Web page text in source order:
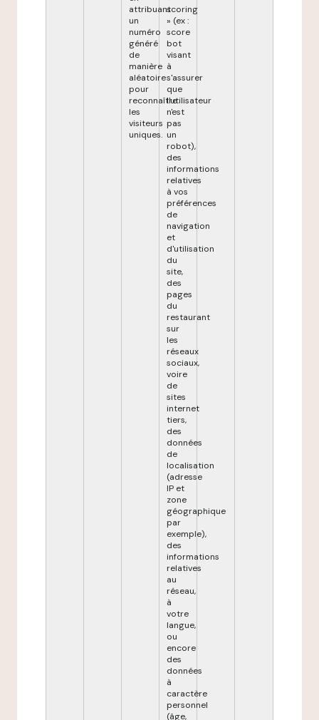
attribuant
un
numéro
généré
de
manière
aléatoire
pour
reconnaître
les
visiteurs
uniques.
scoring
» (ex :
score
bot
visant
à
s'assurer
que
l'utilisateur
n'est
pas
un
robot),
des
informations
relatives
à vos
préférences
de
navigation
et
d'utilisation
du
site,
des
pages
du
restaurant
sur
les
réseaux
sociaux,
voire
de
sites
internet
tiers,
des
données
de
localisation
(adresse
IP et
zone
géographique
par
exemple),
des
informations
relatives
au
réseau,
à
votre
langue,
ou
encore
des
données
à
caractère
personnel
(âge,